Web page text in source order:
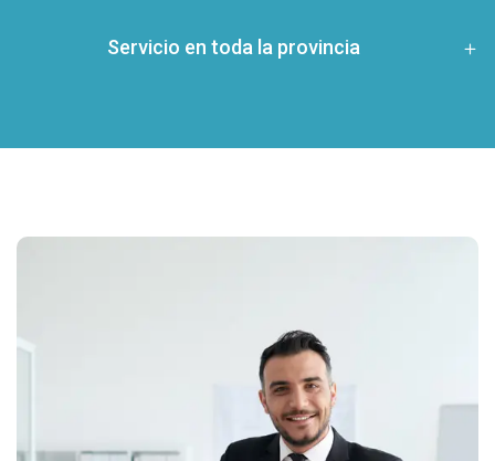
Servicio en toda la provincia